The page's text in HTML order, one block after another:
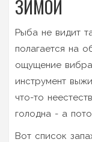
ЗИМОЙ
Рыба не видит
полагается на
ощущение
инструмент
что-то
голодна - а
Вот список